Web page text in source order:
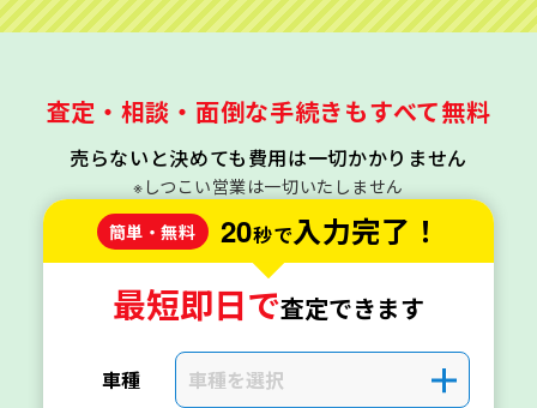
査定・相談・面倒な手続きもすべて無料
売らないと決めても費用は一切かかりません
※しつこい営業は一切いたしません
簡単・無料
20秒で入力完了！
最短即日で査定できます
車種 車種を選択 ＋